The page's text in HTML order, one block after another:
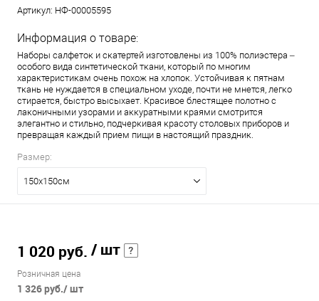
Артикул: НФ-00005595
Информация о товаре:
Наборы салфеток и скатертей изготовлены из 100% полиэстера –
особого вида синтетической ткани, который по многим
характеристикам очень похож на хлопок. Устойчивая к пятнам
ткань не нуждается в специальном уходе, почти не мнется, легко
стирается, быстро высыхает. Красивое блестящее полотно с
лаконичными узорами и аккуратными краями смотрится
элегантно и стильно, подчеркивая красоту столовых приборов и
превращая каждый прием пищи в настоящий праздник.
Размер:
150х150см
1 020 руб. / шт
Розничная цена
1 326 руб./ шт